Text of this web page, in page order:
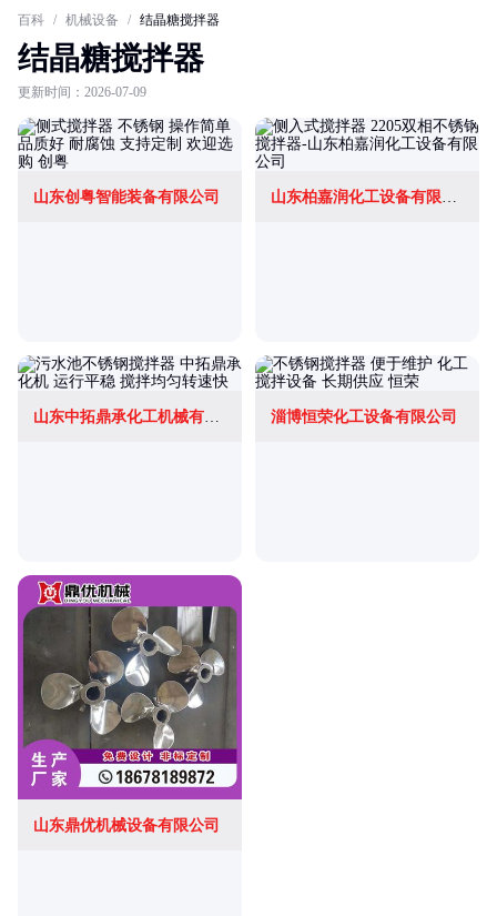
百科 / 机械设备 / 结晶糖搅拌器
结晶糖搅拌器
更新时间：2026-07-09
山东创粤智能装备有限公司 山东柏嘉润化工设备有限公司
山东中拓鼎承化工机械有限公司 淄博恒荣化工设备有限公司
山东鼎优机械设备有限公司